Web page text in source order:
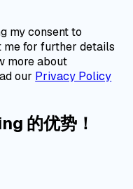
my consent to
me for further details
more about
our Privacy Policy
的优势！